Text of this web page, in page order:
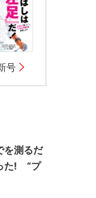
号
を測るだ
た! “プ